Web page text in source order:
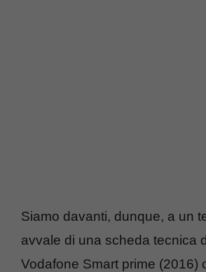
Siamo davanti, dunque, a un
avvale di una scheda tecnica
Vodafone Smart prime (2016)